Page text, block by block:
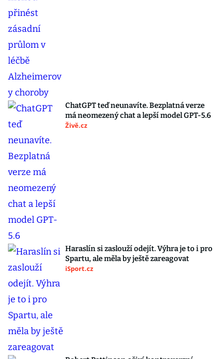
ChatGPT teď neunavíte. Bezplatná verze
má neomezený chat a lepší model GPT-5.6
Živě.cz
Haraslín si zaslouží odejít. Výhra je to i pro
Spartu, ale měla by ještě zareagovat
iSport.cz